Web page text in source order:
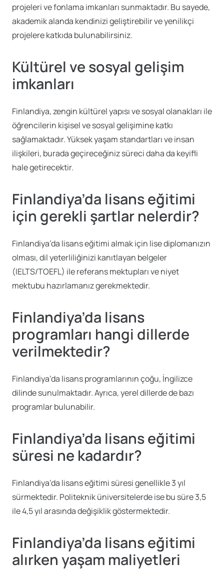
projeleri ve fonlama imkanları sunmaktadır. Bu sayede,
akademik alanda kendinizi geliştirebilir ve yenilikçi
projelere katkıda bulunabilirsiniz.
Kültürel ve sosyal gelişim
imkanları
Finlandiya, zengin kültürel yapısı ve sosyal olanakları ile
öğrencilerin kişisel ve sosyal gelişimine katkı
sağlamaktadır. Yüksek yaşam standartları ve insan
ilişkileri, burada geçireceğiniz süreci daha da keyifli
hale getirecektir.
Finlandiya’da lisans eğitimi
için gerekli şartlar nelerdir?
Finlandiya’da lisans eğitimi almak için lise diplomanızın
olması, dil yeterliliğinizi kanıtlayan belgeler
(IELTS/TOEFL) ile referans mektupları ve niyet
mektubu hazırlamanız gerekmektedir.
Finlandiya’da lisans
programları hangi dillerde
verilmektedir?
Finlandiya’da lisans programlarının çoğu, İngilizce
dilinde sunulmaktadır. Ayrıca, yerel dillerde de bazı
programlar bulunabilir.
Finlandiya’da lisans eğitimi
süresi ne kadardır?
Finlandiya’da lisans eğitimi süresi genellikle 3 yıl
sürmektedir. Politeknik üniversitelerde ise bu süre 3,5
ile 4,5 yıl arasında değişiklik göstermektedir.
Finlandiya’da lisans eğitimi
alırken yaşam maliyetleri